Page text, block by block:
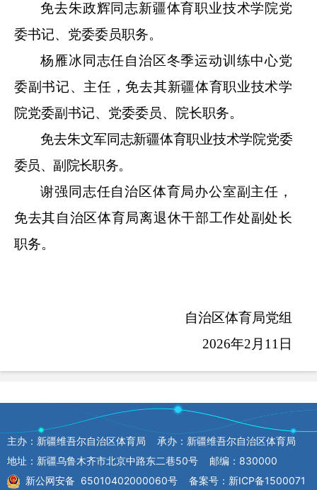
免去朱政辉同志新疆体育职业技术学院党
委书记、党委委员职务。
杨雁冰同志任自治区冬季运动训练中心党
委副书记、主任，免去其新疆体育职业技术学
院党委副书记、 党委委员、 院长职务。
免去朱文军同志新疆体育职业技术学院党委
委员、副院长职务。
谢强同志任自治区体育局办公室副主任 ，
免去其自治区体育局离退休干部工作处副处长
职务。
自治区体育局党组
2026年2 月 11 日
主办：新疆维吾尔自治区体育局 承办：新疆维吾尔自治区体育局
地址：新疆乌鲁木齐市北京中路东二巷50号 邮编：830000
新公网安备 65010402000060号
备案号：新ICP备1500071